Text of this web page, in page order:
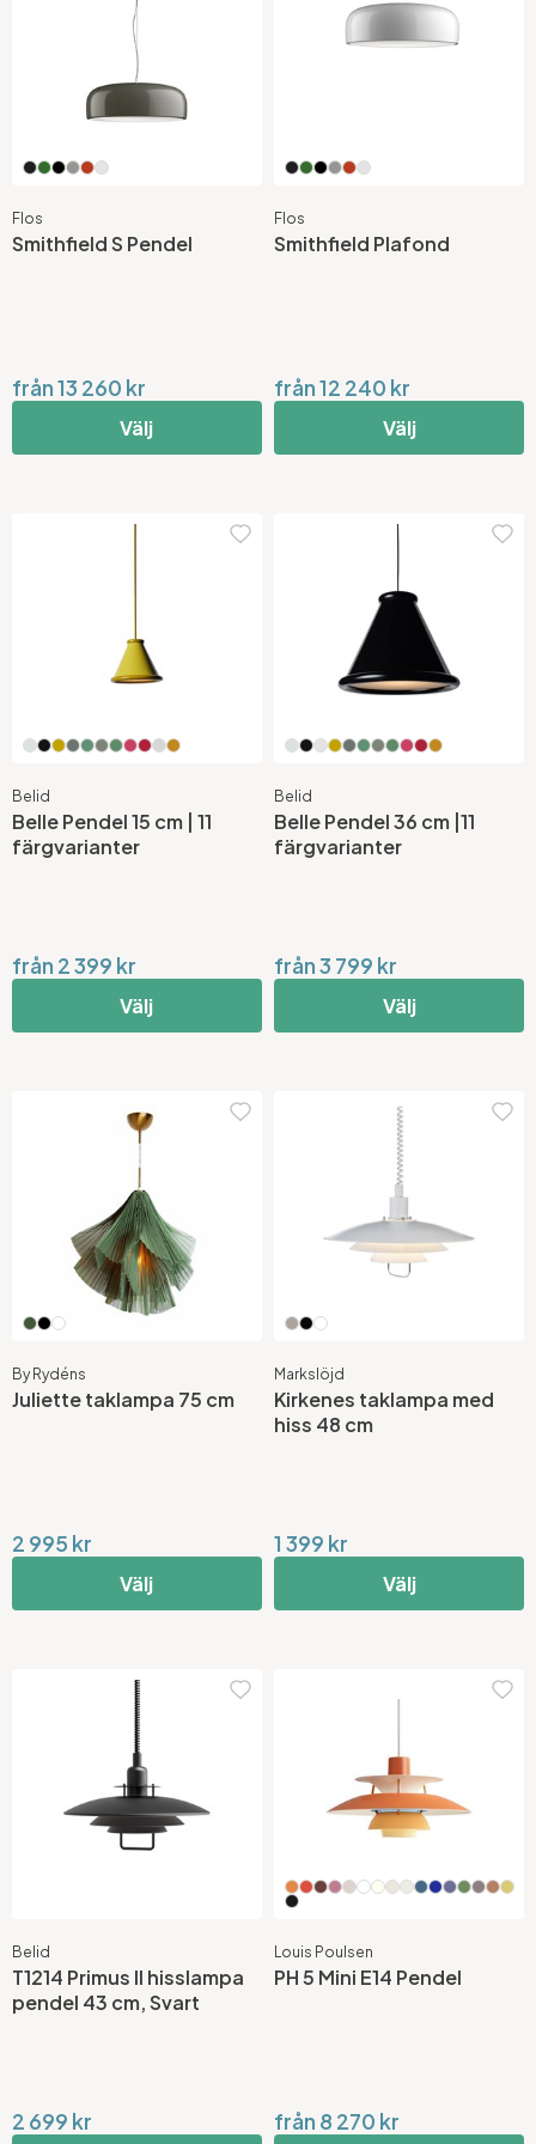
Flos
Smithfield S Pendel
från 13 260 kr
Välj
Flos
Smithfield Plafond
från 12 240 kr
Välj
Belid
Belle Pendel 15 cm | 11
färgvarianter
från 2 399 kr
Välj
Belid
Belle Pendel 36 cm |11
färgvarianter
från 3 799 kr
Välj
By Rydéns
Juliette taklampa 75 cm
2 995 kr
Välj
Markslöjd
Kirkenes taklampa med
hiss 48 cm
1 399 kr
Välj
Belid
T1214 Primus II hisslampa
pendel 43 cm, Svart
2 699 kr
Louis Poulsen
PH 5 Mini E14 Pendel
från 8 270 kr